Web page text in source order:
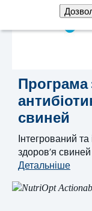
свиней
Інтегрований
здоров’я
Детальніше